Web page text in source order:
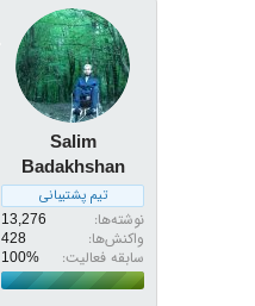
Salim
Badakhshan
تیم پشتیبانی
نوشته‌ها
13,276
واکنش‌ها
428
سابقه فعالیت: